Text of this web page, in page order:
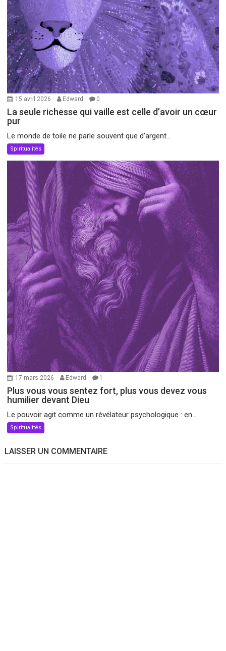
15 avril 2026 Edward 0
La seule richesse qui vaille est celle d’avoir un cœur
pur
Le monde de toile ne parle souvent que d’argent...
Spiritualités
17 mars 2026 Edward 1
Plus vous vous sentez fort, plus vous devez vous
humilier devant Dieu
Le pouvoir agit comme un révélateur psychologique : en...
Spiritualités
LAISSER UN COMMENTAIRE